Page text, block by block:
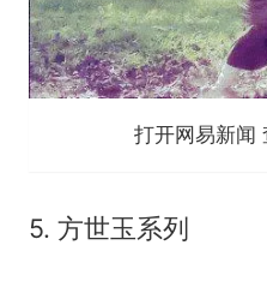
打开网易新闻
5. 方世玉系列